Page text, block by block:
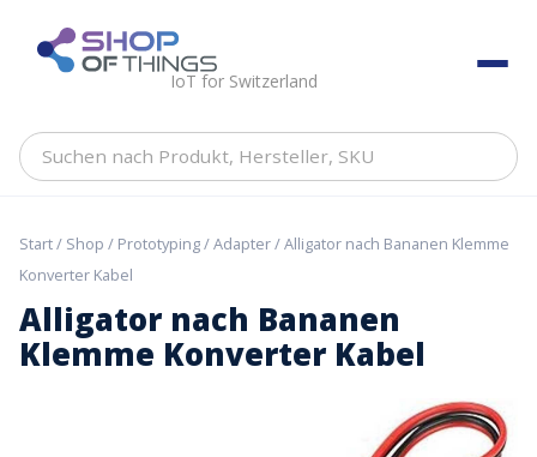
content ShopOfThings
IoT for Switzerland
Suchen
Hersteller,
Start/ Shop / Prototyping/Adapter/ Alligator nach Bananen Klemme
Konverter Kabel
Alligator nach Bananen
Klemme Konverter Kabel